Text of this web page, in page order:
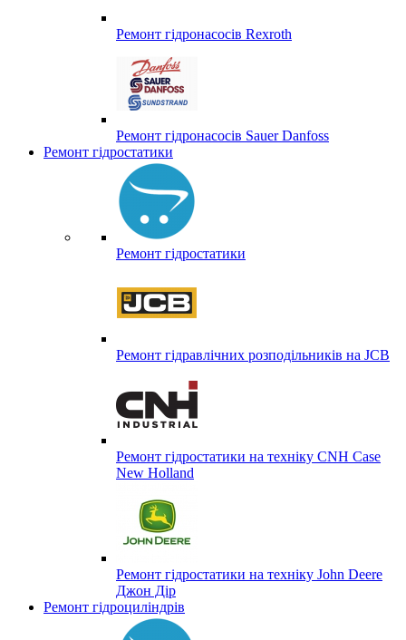
Ремонт гідронасосів Rexroth
Ремонт гідронасосів Sauer Danfoss
Ремонт гідростатики
Ремонт гідростатики
Ремонт гідравлічних розподільників на JCB
Ремонт гідростатики на техніку CNH Case
New Holland
Ремонт гідростатики на техніку John Deere
Джон Дір
Ремонт гідроциліндрів